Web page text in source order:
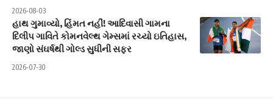
2026-08-03
હાથ ગુમાવ્યો, હિંમત નહીં! આદિવાસી ગામના
દિલીપ ગાવિતે કોમનવેલ્થ ગેમ્સમાં રચ્યો ઇતિહાસ,
જાણો સંઘર્ષથી ગોલ્ડ સુધીની સફર
2026-07-30